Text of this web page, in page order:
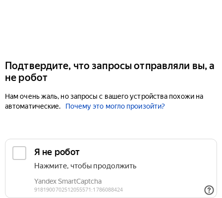
Подтвердите, что запросы отправляли вы, а
не робот
Нам очень жаль, но запросы с вашего устройства похожи на
автоматические.
Почему это могло произойти?